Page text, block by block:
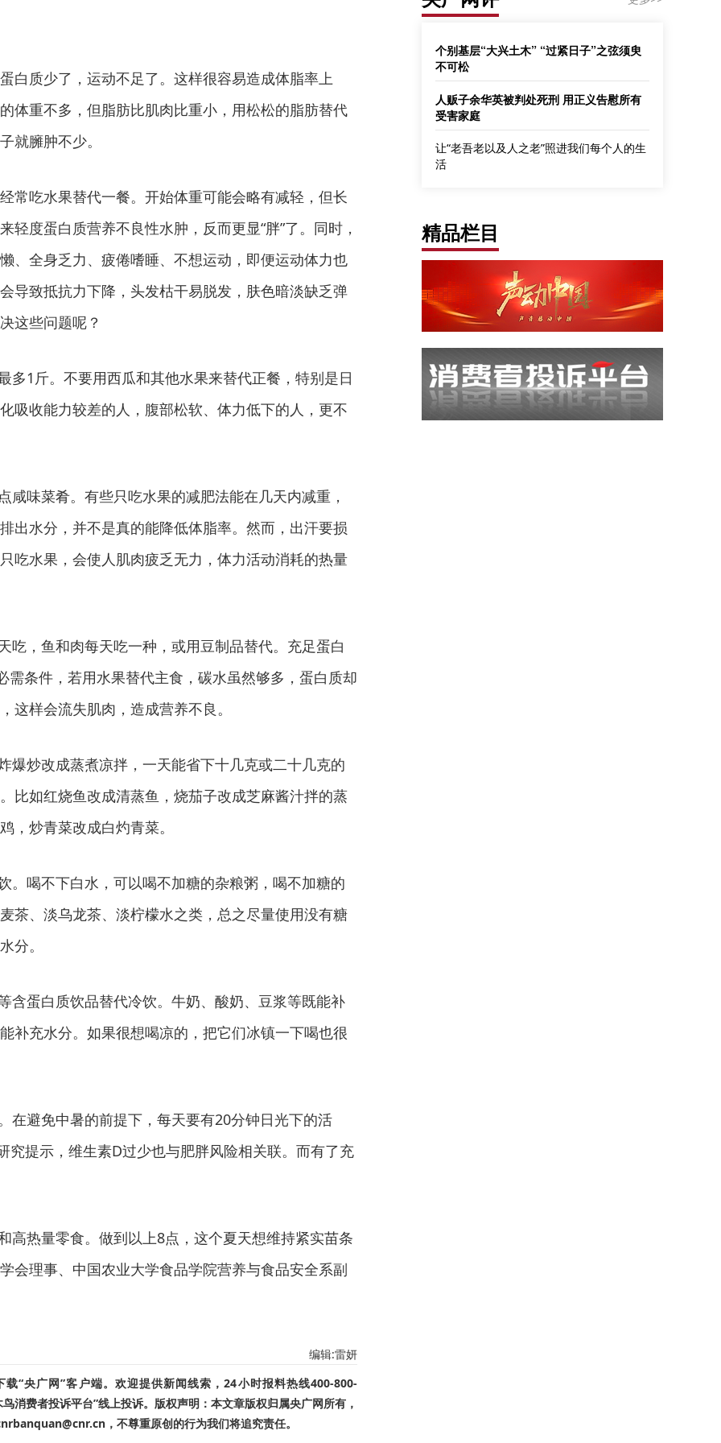
质少了，运动不足了。这样很容易造成体脂率上
体重不多，但脂肪比肌肉比重小，用松松的脂肪替代
就臃肿不少。
吃水果替代一餐。开始体重可能会略有减轻，但长
轻度蛋白质营养不良性水肿，反而更显“胖”了。同时，
、全身乏力、疲倦嗜睡、不想运动，即便运动体力也
导致抵抗力下降，头发枯干易脱发，肤色暗淡缺乏弹
这些问题呢？
斤。不要用西瓜和其他水果来替代正餐，特别是日
吸收能力较差的人，腹部松软、体力低下的人，更不
菜肴。有些只吃水果的减肥法能在几天内减重，
出水分，并不是真的能降低体脂率。然而，出汗要损
吃水果，会使人肌肉疲乏无力，体力活动消耗的热量
鱼和肉每天吃一种，或用豆制品替代。充足蛋白
需条件，若用水果替代主食，碳水虽然够多，蛋白质却
这样会流失肌肉，造成营养不良。
改成蒸煮凉拌，一天能省下十几克或二十几克的
比如红烧鱼改成清蒸鱼，烧茄子改成芝麻酱汁拌的蒸
，炒青菜改成白灼青菜。
不下白水，可以喝不加糖的杂粮粥，喝不加糖的
茶、淡乌龙茶、淡柠檬水之类，总之尽量使用没有糖
分。
蛋白质饮品替代冷饮。牛奶、酸奶、豆浆等既能补
补充水分。如果很想喝凉的，把它们冰镇一下喝也很
避免中暑的前提下，每天要有20分钟日光下的活
究提示，维生素D过少也与肥胖风险相关联。而有了充
量零食。做到以上8点，这个夏天想维持紧实苗条
会理事、中国农业大学食品学院营养与食品安全系副
编辑:雷妍
“央广网”客户端。欢迎提供新闻线索，24小时报料热线400-800-
消费者投诉平台”线上投诉。版权声明：本文章版权归属央广网所有，
，不尊重原创的行为我们将追究责任。
个别基层“大兴土木” “过紧日子”之弦须臾
不可松
人贩子余华英被判处死刑 用正义告慰所有
受害家庭
让“老吾老以及人之老”照进我们每个人的生
活
精品栏目